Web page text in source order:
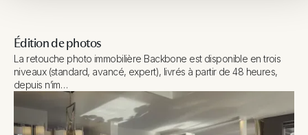
Édition de photos
La retouche photo immobilière Backbone est disponible en trois
niveaux (standard, avancé, expert), livrés à partir de 48 heures,
depuis n’im…